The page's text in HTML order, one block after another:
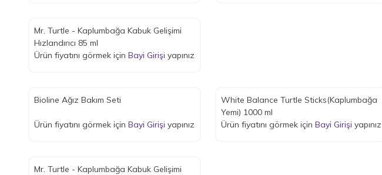
Mr. Turtle - Kaplumbağa Kabuk Gelişimi
Hızlandırıcı 85 ml
Ürün fiyatını görmek için Bayi Girişi yapınız
Bioline Ağız Bakım Seti
Ürün fiyatını görmek için Bayi Girişi yapınız
White Balance Turtle Sticks(Kaplumbağa
Yemi) 1000 ml
Ürün fiyatını görmek için Bayi Girişi yapınız
Mr. Turtle - Kaplumbağa Kabuk Gelişimi